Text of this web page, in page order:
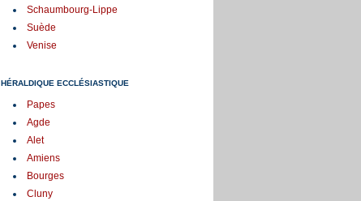
Schaumbourg-Lippe
Suède
Venise
HÉRALDIQUE ECCLÉSIASTIQUE
Papes
Agde
Alet
Amiens
Bourges
Cluny